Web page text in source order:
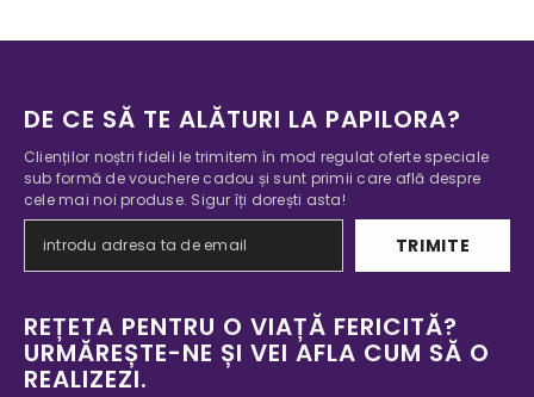
DE CE SĂ TE ALĂTURI LA PAPILORA?
Clienților noștri fideli le trimitem în mod regulat oferte speciale
sub formă de vouchere cadou și sunt primii care află despre
cele mai noi produse. Sigur îți dorești asta!
TRIMITE
REȚETA PENTRU O VIAȚĂ FERICITĂ?
URMĂREȘTE-NE ȘI VEI AFLA CUM SĂ O
REALIZEZI.